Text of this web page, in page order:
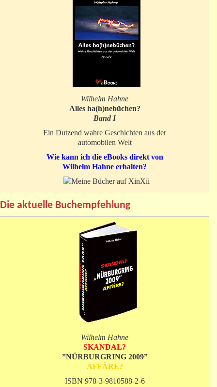
Wilhelm Hahne
Alles ha(h)nebüchen?
Band I
Ein Dutzend wahre Geschichten aus der
automobilen Welt
Wie kann ich die eBooks direkt von
Wilhelm Hahne erhalten?
Die aktuelle Buchempfehlung
Wilhelm Hahne
SKANDAL?
”NÜRBURGRING 2009”
AFFÄRE?
ISBN 978-3-9810588-2-6